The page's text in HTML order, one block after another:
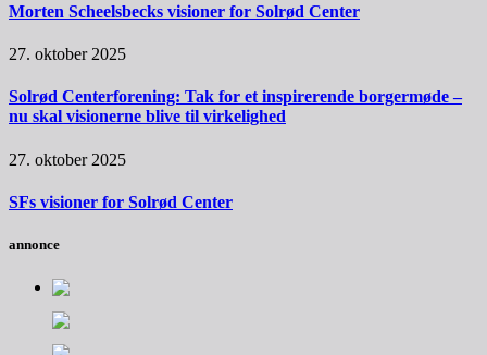
Morten Scheelsbecks visioner for Solrød Center
27. oktober 2025
Solrød Centerforening: Tak for et inspirerende borgermøde –
nu skal visionerne blive til virkelighed
27. oktober 2025
SFs visioner for Solrød Center
annonce